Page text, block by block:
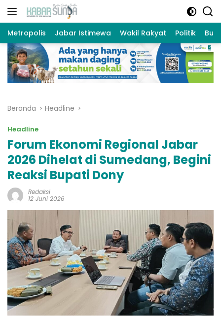
Langsung
Metropolis Jabar Istimewa Wakil Rakyat Politik
Beranda Headline
Headline
Forum Ekonomi Regional Jabar
2026 Dihelat di Sumedang, Begini
Reaksi Bupati Dony
Redaksi
12 Juni 2026